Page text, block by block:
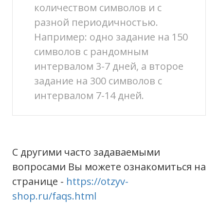
количеством символов и с
разной периодичностью.
Например: одно задание на 150
символов с рандомным
интервалом 3-7 дней, а второе
задание на 300 символов с
интервалом 7-14 дней.
С другими часто задаваемыми
вопросами Вы можете ознакомиться на
странице - https://otzyv-
shop.ru/faqs.html